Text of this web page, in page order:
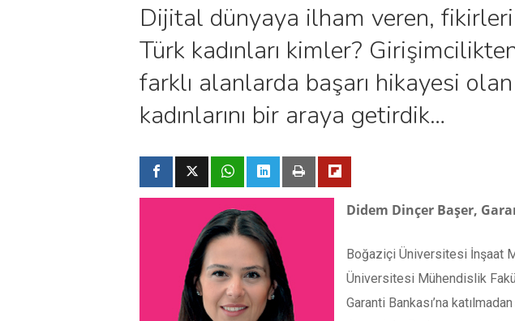
Dijital dünyaya ilham veren,
Türk kadınları kimler?
farklı alanlarda başarı hikayesi
kadınlarını bir araya getirdik…
Didem Dinçer Başer,
Boğaziçi Üniversitesi İnşaat
Üniversitesi Mühendislik
Garanti Bankası’na